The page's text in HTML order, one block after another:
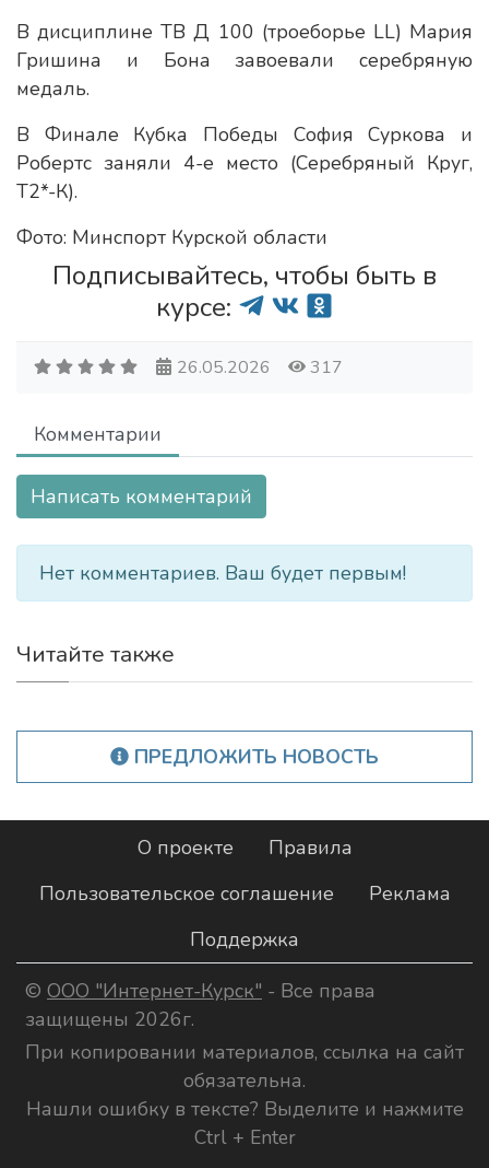
В дисциплине ТВ Д 100 (троеборье LL) Мария
Гришина и Бона завоевали серебряную
медаль.
В Финале Кубка Победы София Суркова и
Робертс заняли 4-е место (Серебряный Круг,
Т2*-К).
Фото: Минспорт Курской области
Подписывайтесь, чтобы быть в
курсе:
26.05.2026 317
Комментарии
Написать комментарий
Нет комментариев. Ваш будет первым!
Читайте также
ПРЕДЛОЖИТЬ НОВОСТЬ
О проекте
Правила
Пользовательское соглашение
Реклама
Поддержка
© ООО "Интернет-Курск" - Все права
защищены 2026г.
При копировании материалов, ссылка на сайт
обязательна.
Нашли ошибку в тексте? Выделите и нажмите
Ctrl + Enter